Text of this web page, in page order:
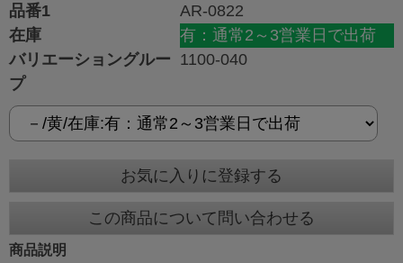
品番1
AR-0822
在庫
有：通常2～3営業日で出荷
バリエーショングルー
プ
1100-040
お気に入りに登録する
この商品について問い合わせる
商品説明